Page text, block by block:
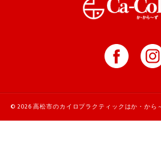
© 2026 高松市のカイロプラクティックはか・から～